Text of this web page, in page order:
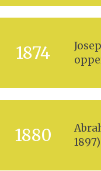
1874
1880
1897)